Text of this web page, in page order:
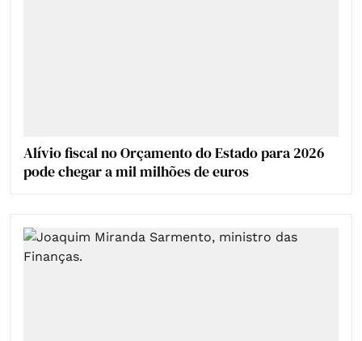
Alívio fiscal no Orçamento do Estado para 2026
pode chegar a mil milhões de euros